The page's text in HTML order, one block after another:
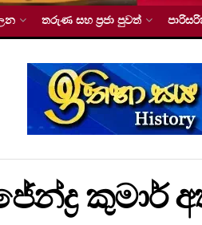
තරුණ සහ ප්‍රජා පුවත්
කුමාර්